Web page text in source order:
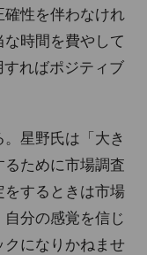
確性を伴わなけれ
時間を費やして
ればポジティブ
星野氏は「大き
ために市場調査
をするときは市場
分の感覚を信じ
になりかねませ